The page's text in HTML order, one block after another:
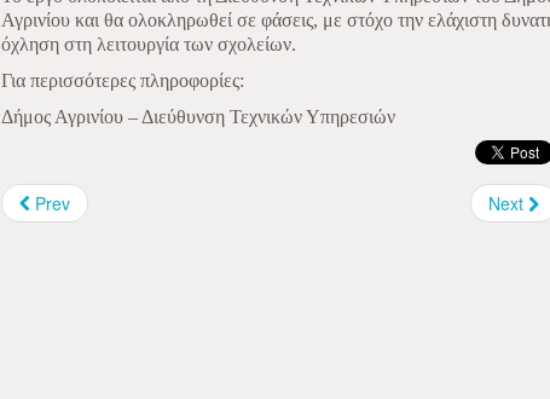
Αγρινίου και θα ολοκληρωθεί σε φάσεις, με στόχο την ελάχιστη
όχληση στη λειτουργία των σχολείων.
Για περισσότερες πληροφορίες:
Δήμος Αγρινίου – Διεύθυνση Τεχνικών Υπηρεσιών
Prev Next